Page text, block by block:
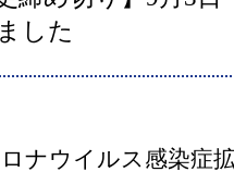
した
ナウイルス感染症